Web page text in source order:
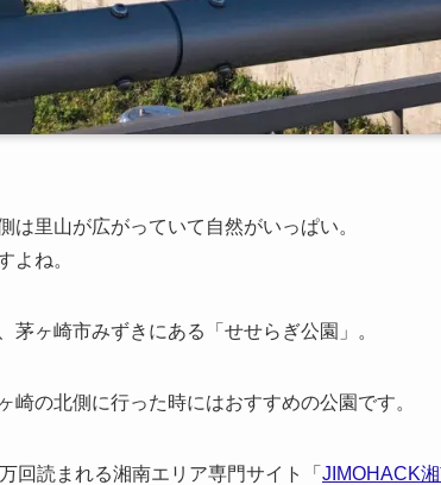
里山が広がっていて自然がいっぱい。
よね。
ヶ崎市みずきにある「せせらぎ公園」。
崎の北側に行った時にはおすすめの公園です。
回読まれる湘南エリア専門サイト「 JIMOHACK